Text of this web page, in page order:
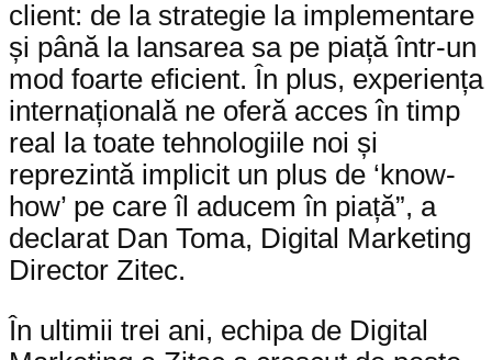
client: de la strategie la implementare
și până la lansarea sa pe piață într-un
mod foarte eficient. În plus, experiența
internațională ne oferă acces în timp
real la toate tehnologiile noi și
reprezintă implicit un plus de ‘know-
how’ pe care îl aducem în piață”, a
declarat Dan Toma, Digital Marketing
Director Zitec.
În ultimii trei ani, echipa de Digital